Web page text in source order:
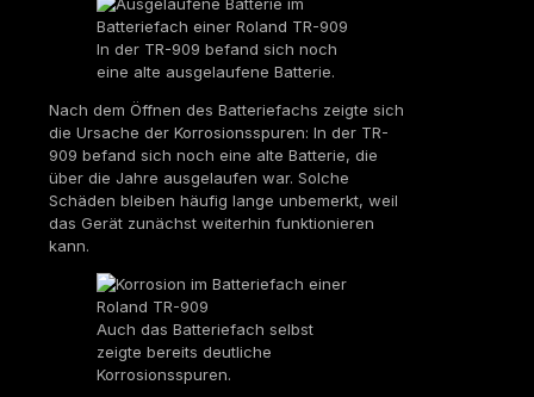
In der TR-909 befand sich noch
eine alte ausgelaufene Batterie.
Nach dem Öffnen des Batteriefachs zeigte sich
die Ursache der Korrosionsspuren: In der TR-
909 befand sich noch eine alte Batterie, die
über die Jahre ausgelaufen war. Solche
Schäden bleiben häufig lange unbemerkt, weil
das Gerät zunächst weiterhin funktionieren
kann.
Auch das Batteriefach selbst
zeigte bereits deutliche
Korrosionsspuren.